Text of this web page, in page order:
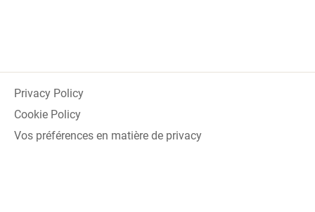
Privacy Policy
Cookie Policy
Vos préférences en matière de privacy